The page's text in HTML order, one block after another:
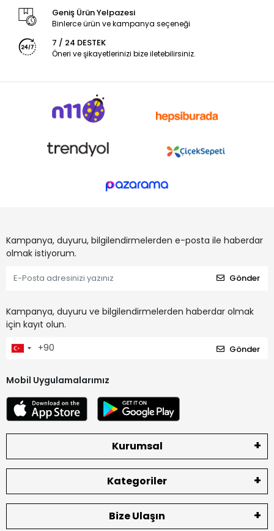
Geniş Ürün Yelpazesi
Binlerce ürün ve kampanya seçeneği
7 / 24 DESTEK
Öneri ve şikayetlerinizi bize iletebilirsiniz.
Kampanya, duyuru, bilgilendirmelerden e-posta ile haberdar
olmak istiyorum.
Gönder
Kampanya, duyuru ve bilgilendirmelerden haberdar olmak
için kayıt olun.
Gönder
Mobil Uygulamalarımız
Kurumsal
Kategoriler
Bize Ulaşın